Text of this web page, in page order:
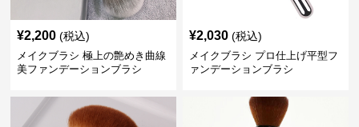
¥2,200 (税込)
メイクブラシ 極上の艶めき曲線
美ファンデーションブラシ
¥2,030 (税込)
メイクブラシ プロ仕上げ平型フ
ァンデーションブラシ